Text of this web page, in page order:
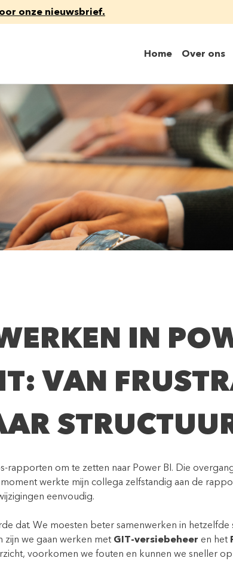
onze nieuwsbrief.
Home Over ons
IN
VAN
rapporten om te zetten naar Power BI. Die
werkte mijn collega zelfstandig aan de
eenvoudig.
dat. We moesten beter samenwerken in hetzelfde
zijn we gaan werken met GIT-versiebeheer en het
voorkomen we fouten en kunnen we sneller